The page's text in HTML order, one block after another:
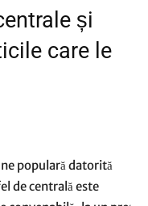
și
care le
populară datorită
de centrală este